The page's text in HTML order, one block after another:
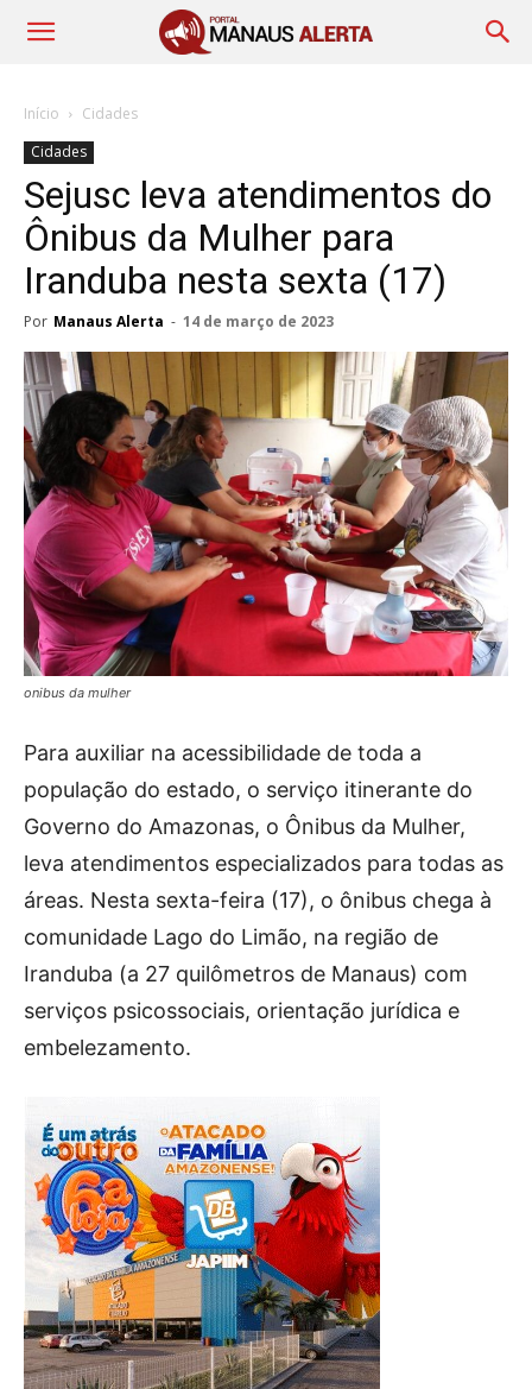
Início
Cidades
Cidades
Sejusc leva atendimentos do
Ônibus da Mulher para
Iranduba nesta sexta (17)
Por Manaus Alerta - 14 de março de 2023
onibus da mulher
Para auxiliar na acessibilidade de toda a
população do estado, o serviço itinerante do
Governo do Amazonas, o Ônibus da Mulher,
leva atendimentos especializados para todas as
áreas. Nesta sexta-feira (17), o ônibus chega à
comunidade Lago do Limão, na região de
Iranduba (a 27 quilômetros de Manaus) com
serviços psicossociais, orientação jurídica e
embelezamento.